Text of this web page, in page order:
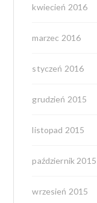
kwiecień 2016
marzec 2016
styczeń 2016
grudzień 2015
listopad 2015
październik 2015
wrzesień 2015